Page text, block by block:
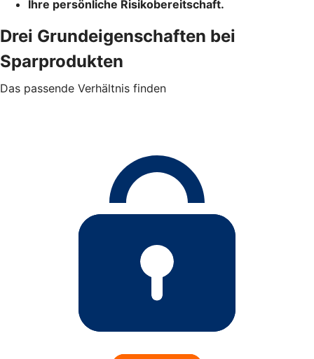
Ihre persönliche Risikobereitschaft.
Drei Grundeigenschaften bei
Sparprodukten
Das passende Verhältnis finden